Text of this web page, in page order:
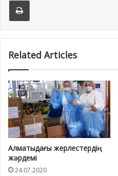
Related Articles
Алматыдағы жерлестердің
жәрдемі
24.07.2020